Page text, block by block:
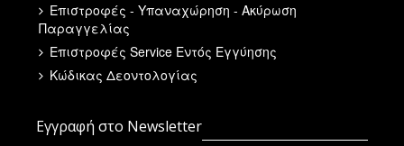
Επιστροφές - Υπαναχώρηση - Ακύρωση
Παραγγελίας
Επιστροφές Service Εντός Εγγύησης
Κώδικας Δεοντολογίας
Εγγραφή στο Newsletter